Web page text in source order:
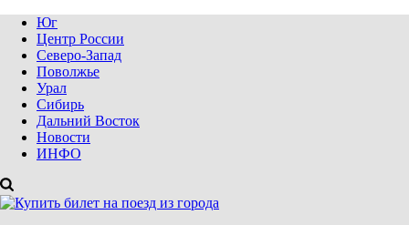
Юг
Центр России
Северо-Запад
Поволжье
Урал
Сибирь
Дальний Восток
Новости
ИНФО